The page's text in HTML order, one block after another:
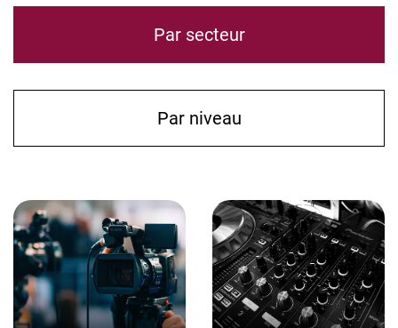
Par secteur
Par niveau